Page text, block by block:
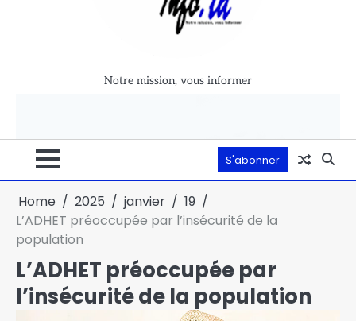
Notre mission, vous informer
S'abonner
Home 2025 janvier
19
L’ADHET préoccupée par l’insécurité de la
population
L’ADHET préoccupée par
l’insécurité de la population